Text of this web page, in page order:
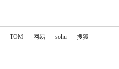
TOM 网易 sohu 搜狐